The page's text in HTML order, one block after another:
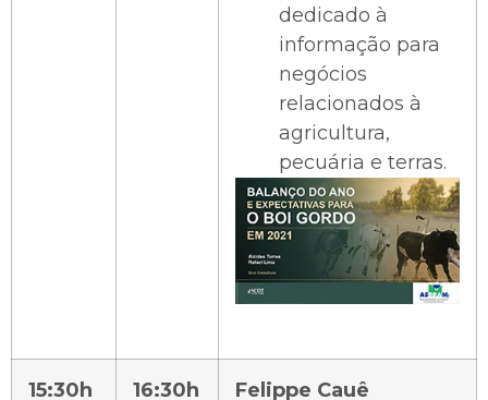
dedicado à
informação para
negócios
relacionados à
agricultura,
pecuária e terras.
15:30h 16:30h Felippe Cauê